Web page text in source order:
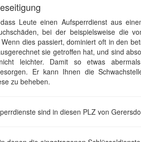
Leute einen Aufsperrdienst aus
bei der beispielsweise die
dies passiert, dominiert oft in den
sie getroffen hat, und sind
leichter. Damit so etwas
Er kann Ihnen die
zu beheben.
sind in diesen PLZ von